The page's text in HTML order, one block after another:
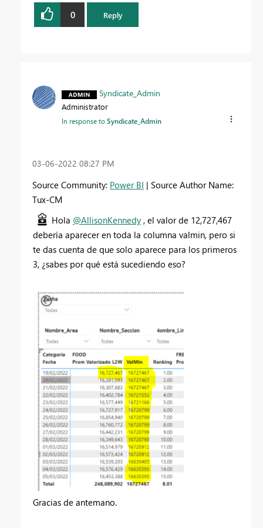
0 Reply
Syndicate_Admin
Administrator
In response toSyndicate_Admin
‎03-06-2022 08:27 PM
Source Community: Power BI | Source Author Name:
Tux-CM
Hola @AllisonKennedy , el valor de 12,727,467
debería aparecer en toda la columna valmin, pero si
te das cuenta de que solo aparece para los primeros
3, ¿sabes por qué está sucediendo eso?
Gracias de antemano.